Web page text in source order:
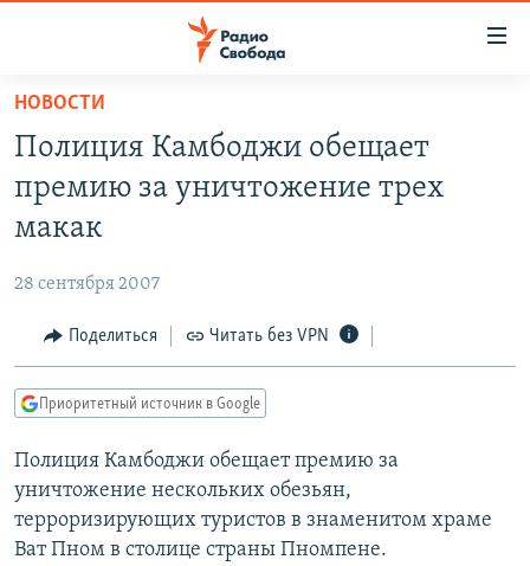
упрощенного
доступа
основному
Вернутся
Вернутся
поиску
ПОДКАСТЫ
АВТОРСКИЕ ПРОЕКТЫ
МНЕНИЯ
КУЛЬТУРА
КАВКАЗ.РЕАЛИИ
СЕВЕР.РЕАЛИИ
СИБИРЬ.РЕАЛИИ
РАСПИСАНИЕ ВЕЩАНИЯ
НОВОСТИ
Полиция Камбоджи обещает
премию за уничтожение трех
макак
28 сентября 2007
Поделиться Читать без VPN
Приоритетный источник в Google
Полиция Камбоджи обещает премию за
уничтожение нескольких обезьян,
терроризирующих туристов в знаменитом храме
Ват Пном в столице страны Пномпене.